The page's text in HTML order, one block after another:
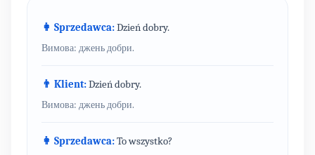
👩 Sprzedawca:Dzień dobry.
Вимова: джень добри.
👨 Klient:Dzień dobry.
Вимова: джень добри.
👩 Sprzedawca:To wszystko?